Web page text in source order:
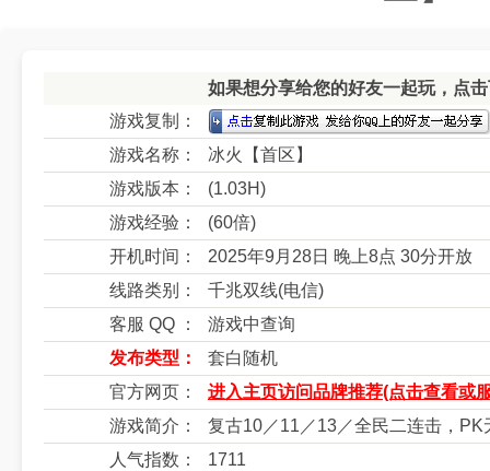
如果想分享给您的好友一起玩，点
游戏复制：
游戏名称：
冰火【首区】
游戏版本：
(1.03H)
游戏经验：
(60倍)
开机时间：
2025年9月28日 晚上8点 30分开放
线路类别：
千兆双线(电信)
客服 QQ ：
游戏中查询
发布类型：
套白随机
官方网页：
进入主页访问品牌推荐(点击查看或
游戏简介：
复古10／11／13／全民二连击，PK
人气指数：
1711